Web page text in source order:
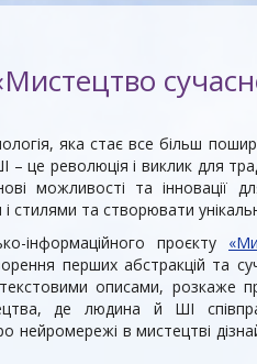
яка стає все більш
– це революція і виклик для
можливості та інновації
стилями та створювати
інформаційного проєкту
перших абстракцій та
описами, розкаже
де людина й ШІ
нейромережі в мистецтві